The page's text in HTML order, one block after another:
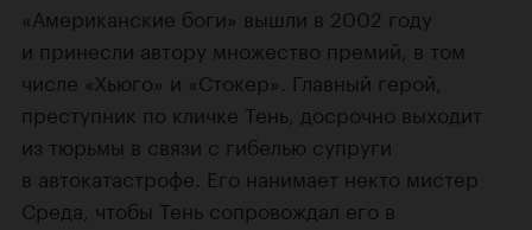
«Американские боги» вышли в 2002 году
и принесли автору множество премий, в том
числе «Хьюго» и «Стокер». Главный герой,
преступник по кличке Тень, досрочно выходит
из тюрьмы в связи с гибелью супруги
в автокатастрофе. Его нанимает некто мистер
Среда, чтобы Тень сопровождал его в